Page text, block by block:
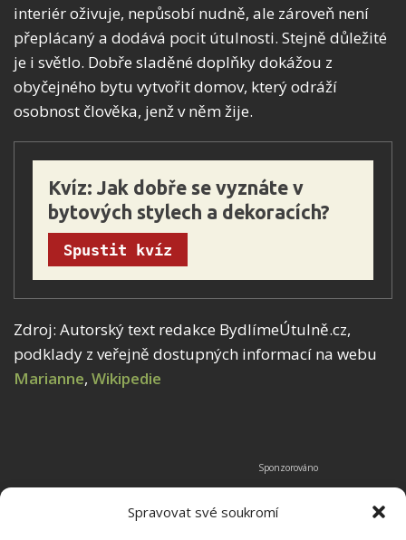
Spravovat své soukromí
interiér oživuje, nepůsobí nudně, ale zároveň není
přeplácaný a dodává pocit útulnosti. Stejně důležité
je i světlo. Dobře sladěné doplňky dokážou z
obyčejného bytu vytvořit domov, který odráží
osobnost člověka, jenž v něm žije.
Kvíz: Jak dobře se vyznáte v
bytových stylech a dekoracích?
Spustit kvíz
Zdroj: Autorský text redakce BydlímeÚtulně.cz,
podklady z veřejně dostupných informací na webu
Marianne, Wikipedie